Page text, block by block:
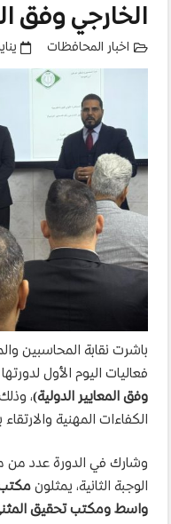
الخارجي وفق
اخبار المحافظات يناير 25,
باشرت نقابة المحاسبين
فعاليات اليوم الأول
وفق المعايير الدولية)،
الكفاءات المهنية
وشارك في الدورة عدد
الوجبة الثانية، يمثلون
واسط ومكتب تحقيق